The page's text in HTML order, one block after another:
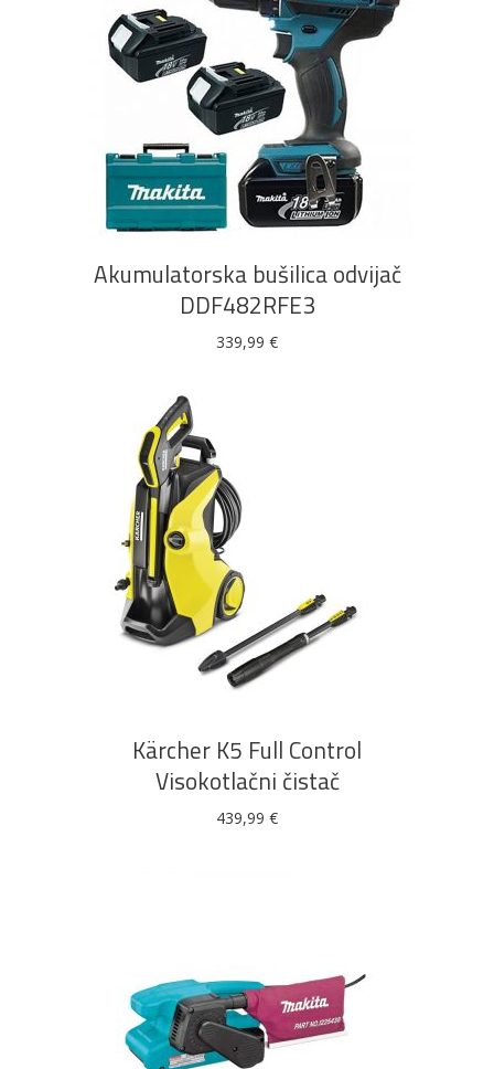
DODAJ U KOŠARICU
Akumulatorska bušilica odvijač
DDF482RFE3
339,99 €
DODAJ U KOŠARICU
Kärcher K5 Full Control
Visokotlačni čistač
439,99 €